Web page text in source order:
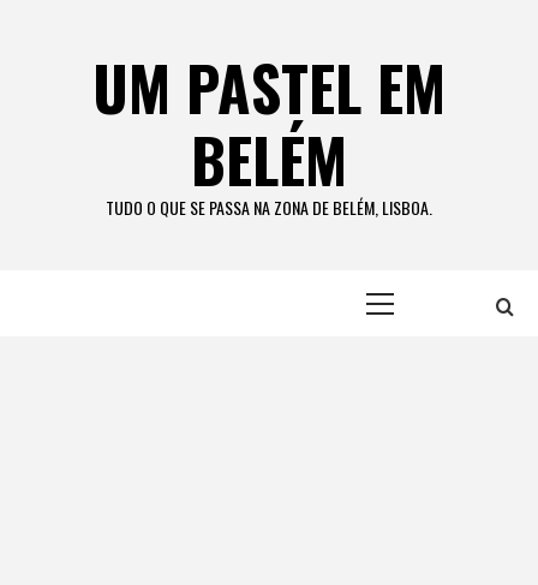
UM PASTEL EM
BELÉM
TUDO O QUE SE PASSA NA ZONA DE BELÉM, LISBOA.